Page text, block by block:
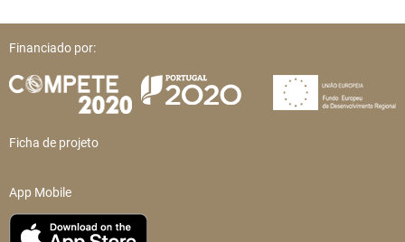
Financiado por:
Ficha de projeto
App Mobile